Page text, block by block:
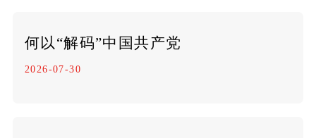
何以“解码”中国共产党
2026-07-30